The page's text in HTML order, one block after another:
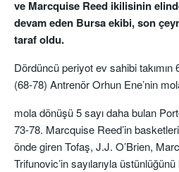
ve Marcquise Reed ikilisinin
devam eden Bursa ekibi, son
taraf oldu.
Dördüncü periyot ev sahibi takımın
(68-78) Antrenör Orhun Ene’nin
mola dönüşü 5 sayı daha bulan
73-78. Marcquise Reed’in
önde giren Tofaş, J.J. O’Brien,
Trifunovic’in sayılarıyla